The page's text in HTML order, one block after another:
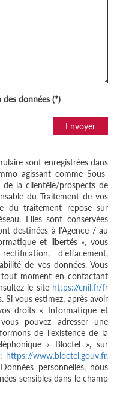
données (*)
Envoyer
sont enregistrées dans
agissant comme Sous-
la clientèle/prospects de
du Traitement de vos
du traitement repose sur
Elles sont conservées
destinées à l'Agence / au
et libertés », vous
d’effacement,
de vos données. Vous
moment en contactant
le site https://cnil.fr/fr
Si vous estimez, après avoir
droits « Informatique et
pouvez adresser une
de l’existence de la
« Bloctel », sur
https://www.bloctel.gouv.fr.
personnelles, nous
sensibles dans le champ